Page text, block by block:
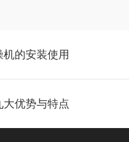
的安装使用
优势与特点